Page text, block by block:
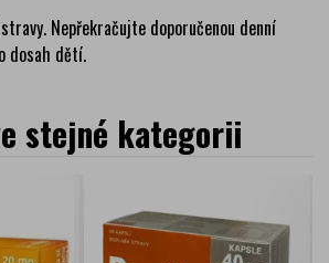
Nepřekračujte doporučenou denní
dosah dětí.
stejné kategorii